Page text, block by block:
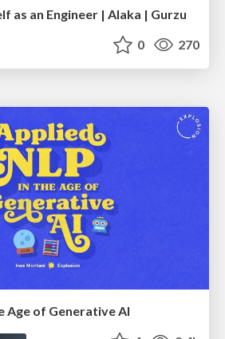
as an Engineer | Alaka | Gurzu
0 270
Age of Generative AI